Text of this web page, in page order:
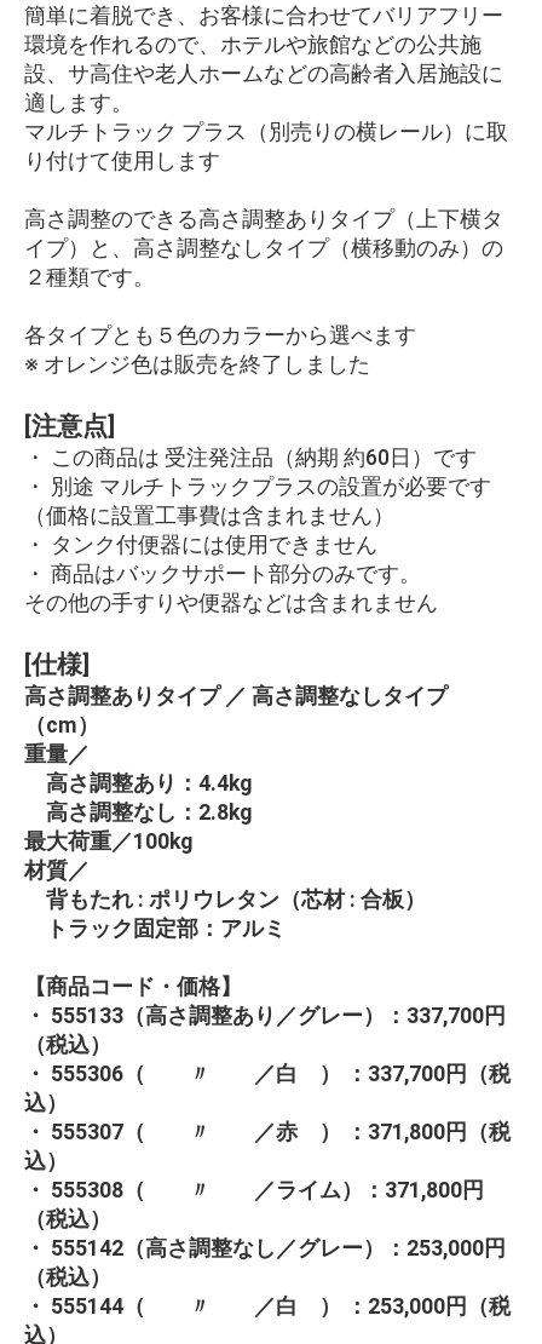
簡単に着脱でき、お客様に合わせてバリアフリー
環境を作れるので、ホテルや旅館などの公共施
設、サ高住や老人ホームなどの高齢者入居施設に
適します。
マルチトラック プラス（別売りの横レール）に取
り付けて使用します
高さ調整のできる高さ調整ありタイプ（上下横タ
イプ）と、高さ調整なしタイプ（横移動のみ）の
２種類です。
各タイプとも５色のカラーから選べます
※ オレンジ色は販売を終了しました
[注意点]
・ この商品は 受注発注品（納期 約60日）です
・ 別途 マルチトラックプラスの設置が必要です
（価格に設置工事費は含まれません）
・ タンク付便器には使用できません
・ 商品はバックサポート部分のみです。
その他の手すりや便器などは含まれません
[仕様]
高さ調整ありタイプ ／ 高さ調整なしタイプ
（cm）
重量／
高さ調整あり：4.4kg
高さ調整なし：2.8kg
最大荷重／100kg
材質／
背もたれ : ポリウレタン（芯材 : 合板）
トラック固定部：アルミ
【商品コード・価格】
・ 555133（高さ調整あり／グレー）：337,700円
（税込）
・ 555306（ 〃 ／白 ） ：337,700円（税
込）
・ 555307（ 〃 ／赤 ） ：371,800円（税
込）
・ 555308（ 〃 ／ライム）：371,800円
（税込）
・ 555142（高さ調整なし／グレー）：253,000円
（税込）
・ 555144（ 〃 ／白 ） ：253,000円（税
込）